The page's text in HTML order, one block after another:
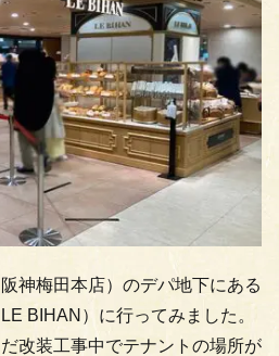
神梅田本店）のデパ地下にある
BIHAN）に行ってみました。
改装工事中でテナントの場所が